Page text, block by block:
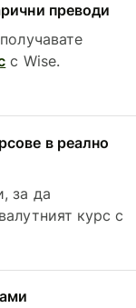
преводи
с Wise.
в реално
за да
курс с